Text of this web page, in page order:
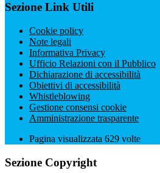
Sezione Link Utili
Cookie policy
Note legali
Informativa Privacy
Ufficio Relazioni con il Pubblico
Dichiarazione di accessibilità
Obiettivi di accessibilità
Whistleblowing
Gestione consensi cookie
Amministrazione trasparente
Pagina visualizzata 629 volte
Sezione Copyright